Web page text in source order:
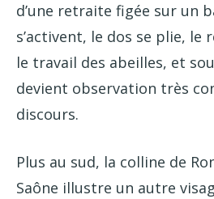
d’une retraite figée sur un
s’activent, le dos se plie, le
le travail des abeilles, et
devient observation très
discours.
Plus au sud, la colline de
Saône illustre un autre